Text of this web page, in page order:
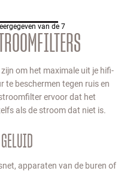
van de 7
om het maximale uit je hifi-
te beschermen tegen ruis en
ervoor dat het
als de stroom dat niet is.
apparaten van de buren of